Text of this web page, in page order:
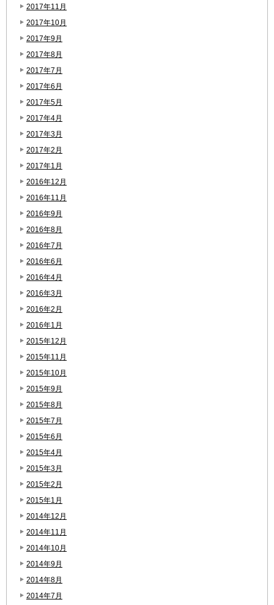
2017年11月
2017年10月
2017年9月
2017年8月
2017年7月
2017年6月
2017年5月
2017年4月
2017年3月
2017年2月
2017年1月
2016年12月
2016年11月
2016年9月
2016年8月
2016年7月
2016年6月
2016年4月
2016年3月
2016年2月
2016年1月
2015年12月
2015年11月
2015年10月
2015年9月
2015年8月
2015年7月
2015年6月
2015年4月
2015年3月
2015年2月
2015年1月
2014年12月
2014年11月
2014年10月
2014年9月
2014年8月
2014年7月